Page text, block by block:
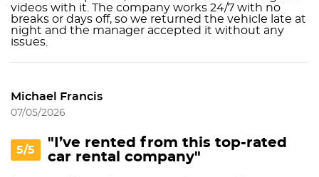
videos with it. The company works 24/7 with no
breaks or days off, so we returned the vehicle late at
night and the manager accepted it without any
issues.
Michael Francis
07/05/2026
5/5
"I’ve rented from this top-rated
car rental company"